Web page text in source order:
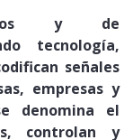
y de
tecnología,
señales
empresas y
denomina el
controlan y